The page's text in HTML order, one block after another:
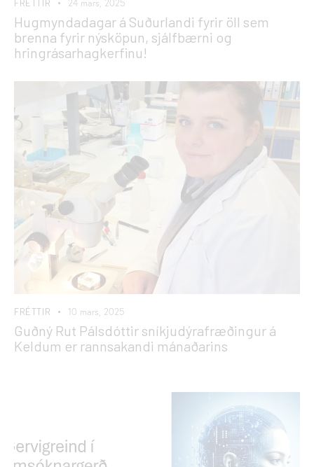
FRÉTTIR 24 mars, 2025
Hugmyndadagar á Suðurlandi fyrir öll sem
brenna fyrir nýsköpun, sjálfbærni og
hringrásarhagkerfinu!
FRÉTTIR 10 mars, 2025
Guðný Rut Pálsdóttir sníkjudýrafræðingur á
Keldum er rannsakandi mánaðarins